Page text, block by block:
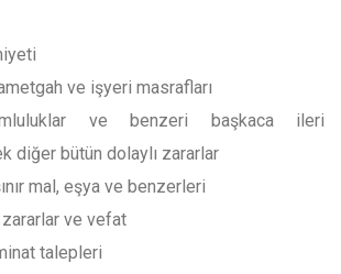
ve işyeri masrafları
ve benzeri başkaca ileri
diğer bütün dolaylı zararlar
mal, eşya ve benzerleri
ve vefat
talepleri